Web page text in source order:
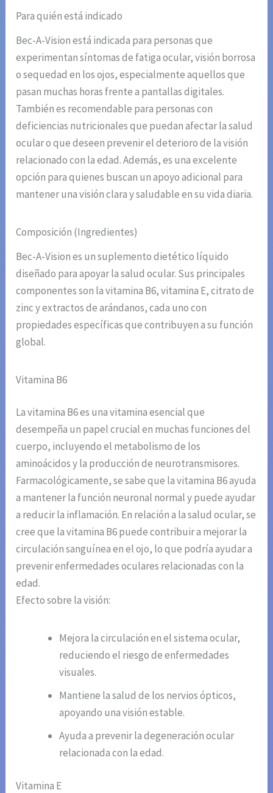
Para quién está indicado
Bec-A-Vision está indicada para personas que
experimentan síntomas de fatiga ocular, visión borrosa
o sequedad en los ojos, especialmente aquellos que
pasan muchas horas frente a pantallas digitales.
También es recomendable para personas con
deficiencias nutricionales que puedan afectar la salud
ocular o que deseen prevenir el deterioro de la visión
relacionado con la edad. Además, es una excelente
opción para quienes buscan un apoyo adicional para
mantener una visión clara y saludable en su vida diaria.
Composición (Ingredientes)
Bec-A-Vision es un suplemento dietético líquido
diseñado para apoyar la salud ocular. Sus principales
componentes son la vitamina B6, vitamina E, citrato de
zinc y extractos de arándanos, cada uno con
propiedades específicas que contribuyen a su función
global.
Vitamina B6
La vitamina B6 es una vitamina esencial que
desempeña un papel crucial en muchas funciones del
cuerpo, incluyendo el metabolismo de los
aminoácidos y la producción de neurotransmisores.
Farmacológicamente, se sabe que la vitamina B6 ayuda
a mantener la función neuronal normal y puede ayudar
a reducir la inflamación. En relación a la salud ocular, se
cree que la vitamina B6 puede contribuir a mejorar la
circulación sanguínea en el ojo, lo que podría ayudar a
prevenir enfermedades oculares relacionadas con la
edad.
Efecto sobre la visión:
Mejora la circulación en el sistema ocular,
reduciendo el riesgo de enfermedades
visuales.
Mantiene la salud de los nervios ópticos,
apoyando una visión estable.
Ayuda a prevenir la degeneración ocular
relacionada con la edad.
Vitamina E